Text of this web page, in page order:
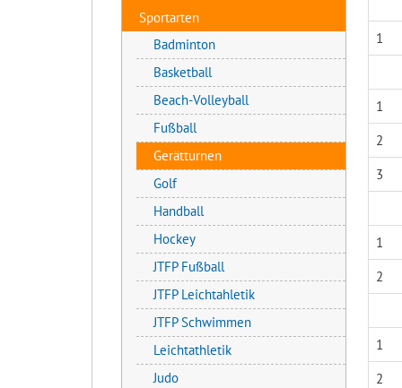
1
1
2
3
1
2
1
2
Sportarten
Badminton
Basketball
Beach-Volleyball
Fußball
Gerätturnen
Golf
Handball
Hockey
JTFP Fußball
JTFP Leichtahletik
JTFP Schwimmen
Leichtathletik
Judo